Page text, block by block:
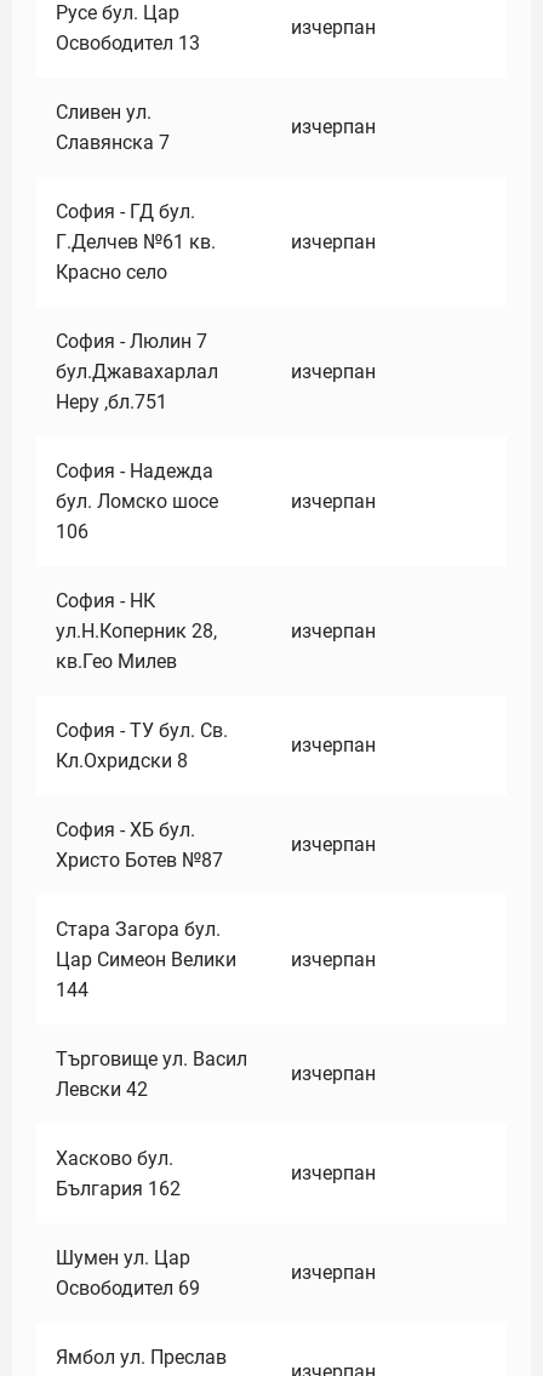
Русе бул. Цар
Освободител 13
изчерпан
Сливен ул.
Славянска 7
изчерпан
София - ГД бул.
Г.Делчев №61 кв.
Красно село
изчерпан
София - Люлин 7
бул.Джавахарлал
Неру ,бл.751
изчерпан
София - Надежда
бул. Ломско шосе
106
изчерпан
София - НК
ул.Н.Коперник 28,
кв.Гео Милев
изчерпан
София - ТУ бул. Св.
Кл.Охридски 8
изчерпан
София - ХБ бул.
Христо Ботев №87
изчерпан
Стара Загора бул.
Цар Симеон Велики
144
изчерпан
Търговище ул. Васил
Левски 42
изчерпан
Хасково бул.
България 162
изчерпан
Шумен ул. Цар
Освободител 69
изчерпан
Ямбол ул. Преслав